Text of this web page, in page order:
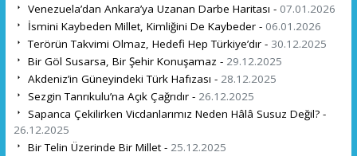
Venezuela’dan Ankara’ya Uzanan Darbe Haritası - 07.01.2026
İsmini Kaybeden Millet, Kimliğini De Kaybeder - 06.01.2026
Terörün Takvimi Olmaz, Hedefi Hep Türkiye’dır - 30.12.2025
Bir Göl Susarsa, Bir Şehir Konuşamaz - 29.12.2025
Akdeniz’in Güneyindeki Türk Hafızası - 28.12.2025
Sezgin Tanrıkulu’na Açık Çağrıdır - 26.12.2025
Sapanca Çekilirken Vicdanlarımız Neden Hâlâ Susuz Değil? -
26.12.2025
Bir Telin Üzerinde Bir Millet - 25.12.2025